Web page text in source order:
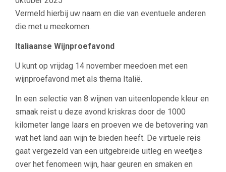
Vermeld hierbij uw naam en die van eventuele anderen
die met u meekomen.
Italiaanse Wijnproefavond
U kunt op vrijdag 14 november meedoen met een
wijnproefavond met als thema Italië.
In een selectie van 8 wijnen van uiteenlopende kleur en
smaak reist u deze avond kriskras door de 1000
kilometer lange laars en proeven we de betovering van
wat het land aan wijn te bieden heeft. De virtuele reis
gaat vergezeld van een uitgebreide uitleg en weetjes
over het fenomeen wijn, haar geuren en smaken en